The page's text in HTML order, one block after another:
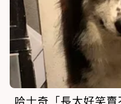
哈士奇「長太好笑